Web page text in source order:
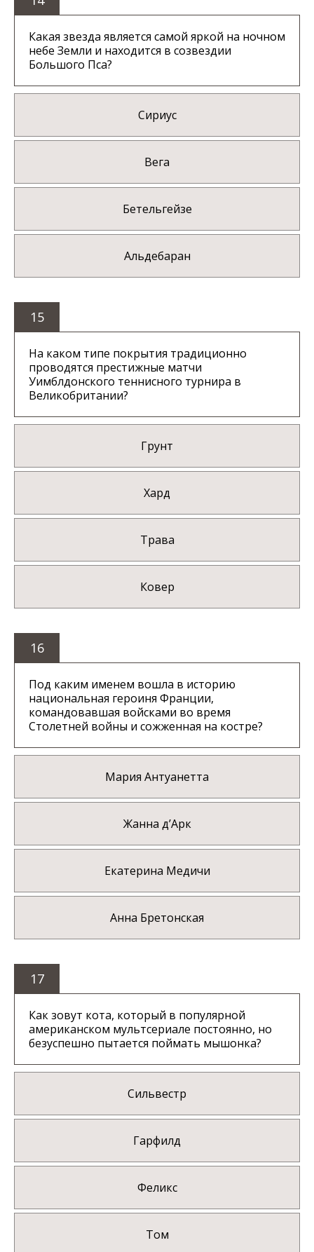
Какая звезда является самой яркой на ночном
небе Земли и находится в созвездии
Большого Пса?
Сириус
Вега
Бетельгейзе
Альдебаран
15
На каком типе покрытия традиционно
проводятся престижные матчи
Уимблдонского теннисного турнира в
Великобритании?
Грунт
Хард
Трава
Ковер
16
Под каким именем вошла в историю
национальная героиня Франции,
командовавшая войсками во время
Столетней войны и сожженная на костре?
Мария Антуанетта
Жанна д’Арк
Екатерина Медичи
Анна Бретонская
17
Как зовут кота, который в популярной
американском мультсериале постоянно, но
безуспешно пытается поймать мышонка?
Сильвестр
Гарфилд
Феликс
Том